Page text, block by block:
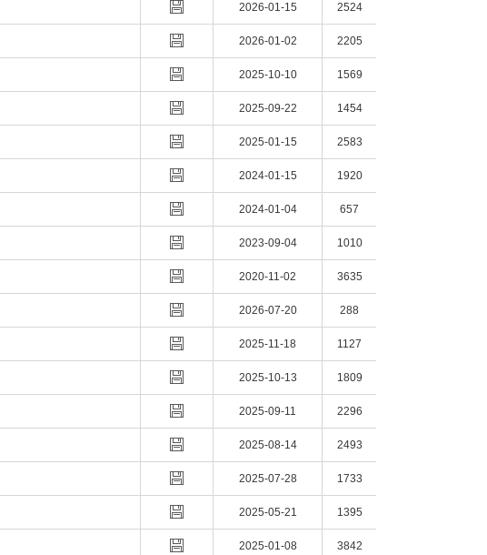
2026-01-15 2524
2026-01-02 2205
2025-10-10 1569
2025-09-22 1454
2025-01-15 2583
2024-01-15 1920
2024-01-04 657
2023-09-04 1010
2020-11-02 3635
2026-07-20 288
2025-11-18 1127
2025-10-13 1809
2025-09-11 2296
2025-08-14 2493
2025-07-28 1733
2025-05-21 1395
2025-01-08 3842